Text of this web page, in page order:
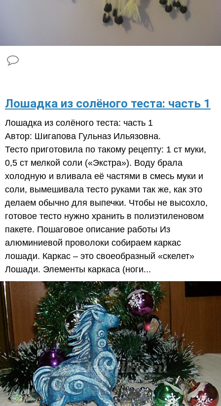
Лошадка из солёного теста: часть 1
Лошадка из солёного теста: часть 1
Автор: Шигапова Гульназ Ильязовна.
Тесто приготовила по такому рецепту: 1 ст муки,
0,5 ст мелкой соли («Экстра»). Воду брала
холодную и вливала её частями в смесь муки и
соли, вымешивала тесто руками так же, как это
делаем обычно для выпечки. Чтобы не высохло,
готовое тесто нужно хранить в полиэтиленовом
пакете. Пошаговое описание работы Из
алюминиевой проволоки собираем каркас
лошади. Каркас – это своеобразный «скелет»
Лошади. Элементы каркаса (ноги...